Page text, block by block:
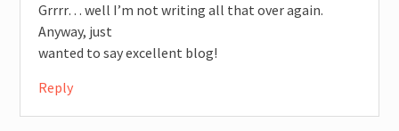
Grrrr… well I’m not writing all that over again.
Anyway, just
wanted to say excellent blog!
Reply